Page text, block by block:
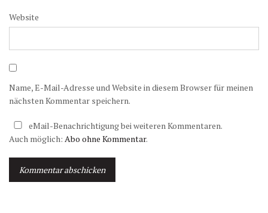
Website
Name, E-Mail-Adresse und Website in diesem Browser für meinen
nächsten Kommentar speichern.
eMail-Benachrichtigung bei weiteren Kommentaren.
Auch möglich: Abo ohne Kommentar.